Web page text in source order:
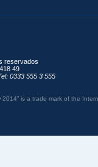
reservados
49
0333 555 3 555
2014” is a trade mark of the